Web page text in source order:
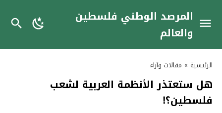
المرصد الوطني فلسطين
والعالم
الرئيسية » مقالات وآراء
هل ستعتذر الأنظمة العربية لشعب
فلسطين؟!